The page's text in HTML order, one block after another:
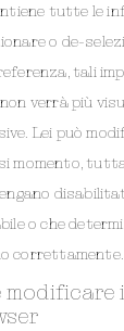
tutte le
o de-
tali
verrà più
Lei può
momento,
o che
correttamente.